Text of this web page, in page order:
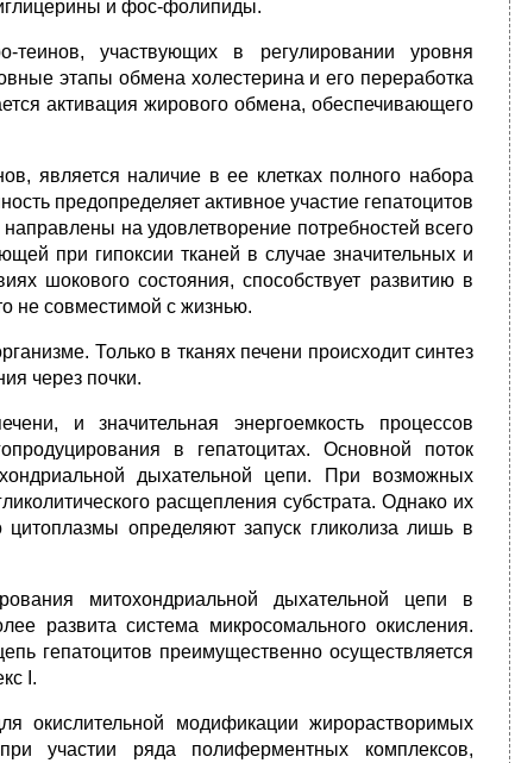
и фос-фолипиды.
теинов, участвующих в регулировании уровня
этапы обмена холестерина и его переработка
активация жирового обмена, обеспечивающего
является наличие в ее клетках полного набора
предопределяет активное участие гепатоцитов
на удовлетворение потребностей всего
при гипоксии тканей в случае значительных и
шокового состояния, способствует развитию в
не совместимой с жизнью.
Только в тканях печени происходит синтез
через почки.
и значительная энергоемкость процессов
в гепатоцитах. Основной поток
дыхательной цепи. При возможных
расщепления субстрата. Однако их
цитоплазмы определяют запуск гликолиза лишь в
митохондриальной дыхательной цепи в
развита система микросомального окисления.
гепатоцитов преимущественно осуществляется
I.
окислительной модификации жирорастворимых
участии ряда полиферментных комплексов,